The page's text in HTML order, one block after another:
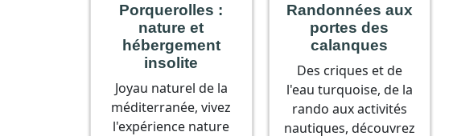
Porquerolles :
nature et
hébergement
insolite
Joyau naturel de la
méditerranée, vivez
l'expérience nature
Randonnées aux
portes des
calanques
Des criques et de
l'eau turquoise, de la
rando aux activités
nautiques, découvrez